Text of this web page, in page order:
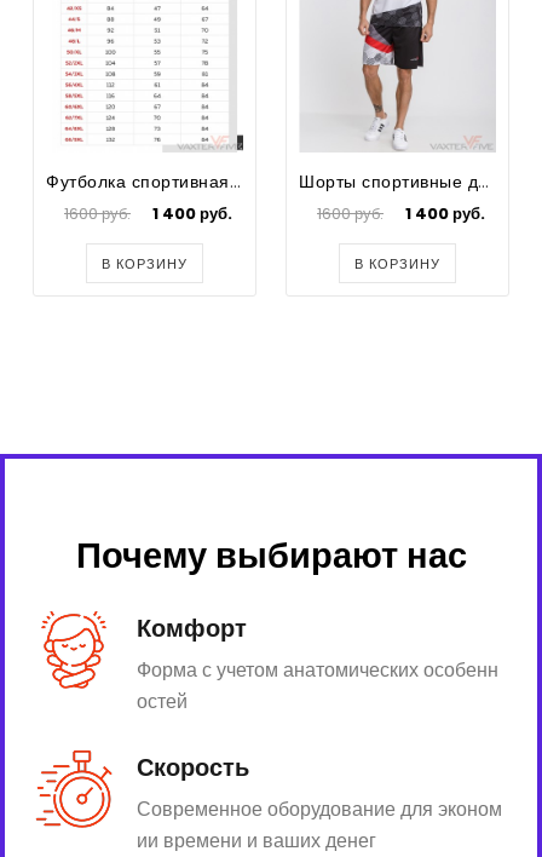
Футболка спортивная Country
1600 руб. 1 400 руб.
В КОРЗИНУ
Шорты спортивные для футбола Country
1600 руб. 1 400 руб.
В КОРЗИНУ
Почему выбирают нас
Комфорт
Форма с учетом анатомических особенн
остей
Скорость
Современное оборудование для эконом
ии времени и ваших денег